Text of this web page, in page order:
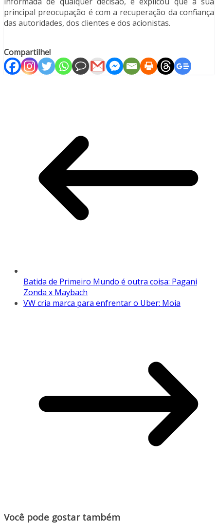
principal preocupação é com a recuperação da confiança
das autoridades, dos clientes e dos acionistas.
Compartilhe!
Batida de Primeiro Mundo é outra coisa: Pagani
Zonda x Maybach
VW cria marca para enfrentar o Uber: Moia
Você pode gostar também